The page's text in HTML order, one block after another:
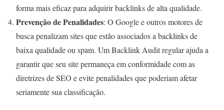
forma mais eficaz para adquirir backlinks de alta qualidade.
Prevenção de Penalidades: O Google e outros motores de
busca penalizam sites que estão associados a backlinks de
baixa qualidade ou spam. Um Backlink Audit regular ajuda a
garantir que seu site permaneça em conformidade com as
diretrizes de SEO e evite penalidades que poderiam afetar
seriamente sua classificação.